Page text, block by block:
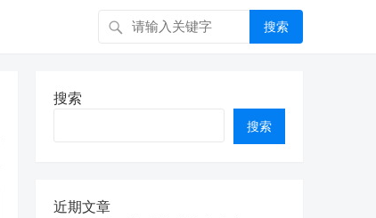
搜索
搜索
搜索
近期文章